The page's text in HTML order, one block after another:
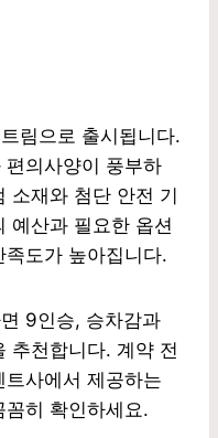
림으로 출시됩니다.
편의사양이 풍부하
소재와 첨단 안전 기
예산과 필요한 옵션
도가 높아집니다.
9인승, 승차감과
추천합니다. 계약 전
사에서 제공하는
히 확인하세요.